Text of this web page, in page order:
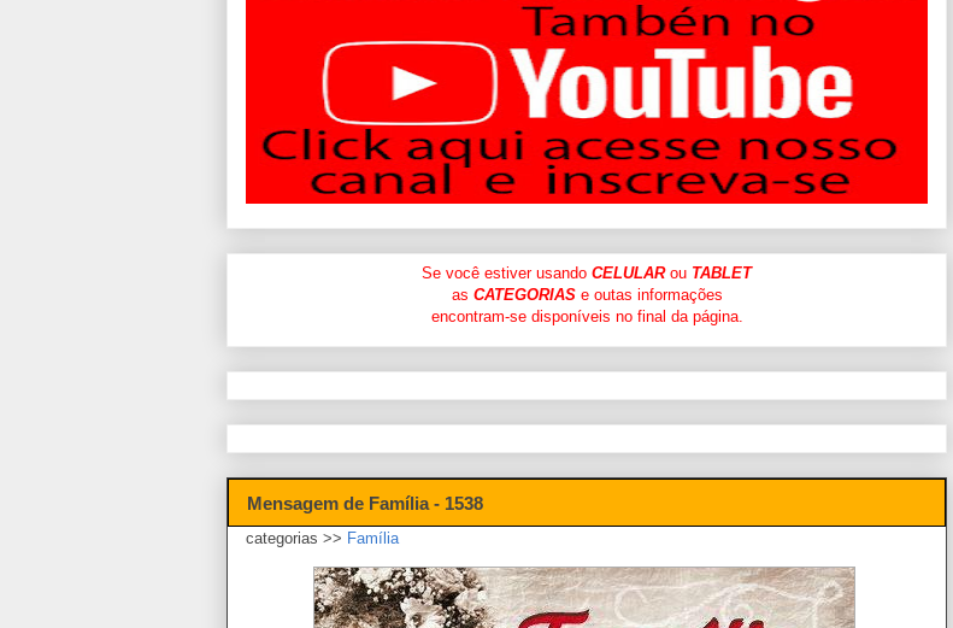
Se você estiver usando CELULARou TABLET
as CATEGORIASe outas informações
encontram-se disponíveis no final da página.
Mensagem de Família - 1538
categorias >> Família